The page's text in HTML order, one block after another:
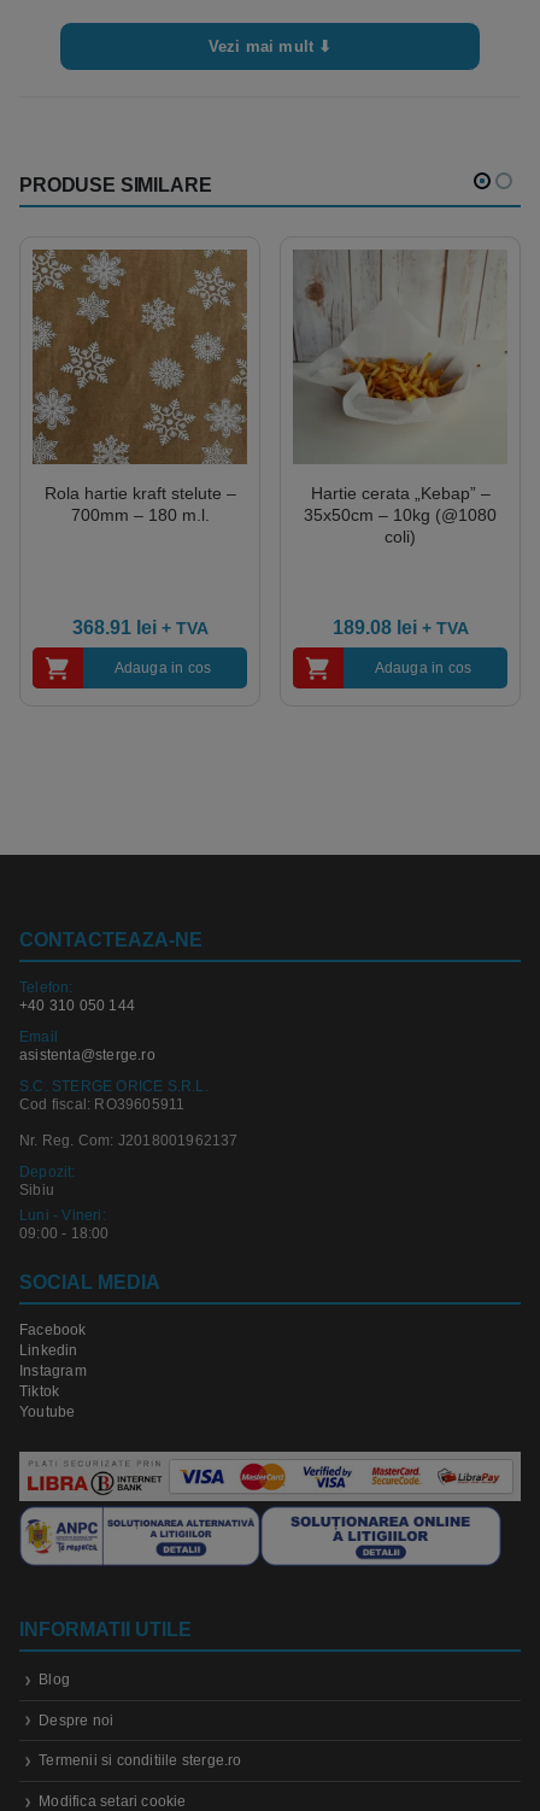
Vezi mai mult ⬇
PRODUSE SIMILARE
Rola hartie kraft stelute –
700mm – 180 m.l.
368.91 lei + TVA
Adauga in cos
Hartie cerata „Kebap” –
35x50cm – 10kg (@1080
coli)
189.08 lei + TVA
Adauga in cos
CONTACTEAZA-NE
Telefon:
+40 310 050 144
Email
asistenta@sterge.ro
S.C. STERGE ORICE S.R.L.
Cod fiscal: RO39605911
Nr. Reg. Com: J2018001962137
Depozit:
Sibiu
Luni - Vineri:
09:00 - 18:00
SOCIAL MEDIA
Facebook
Linkedin
Instagram
Tiktok
Youtube
INFORMATII UTILE
Blog
Despre noi
Termenii si conditiile sterge.ro
Modifica setari cookie